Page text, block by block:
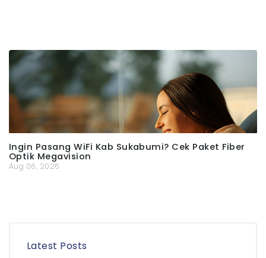
Ingin Pasang WiFi Kab Sukabumi? Cek Paket Fiber
Optik Megavision
Aug 06, 2026
Latest Posts